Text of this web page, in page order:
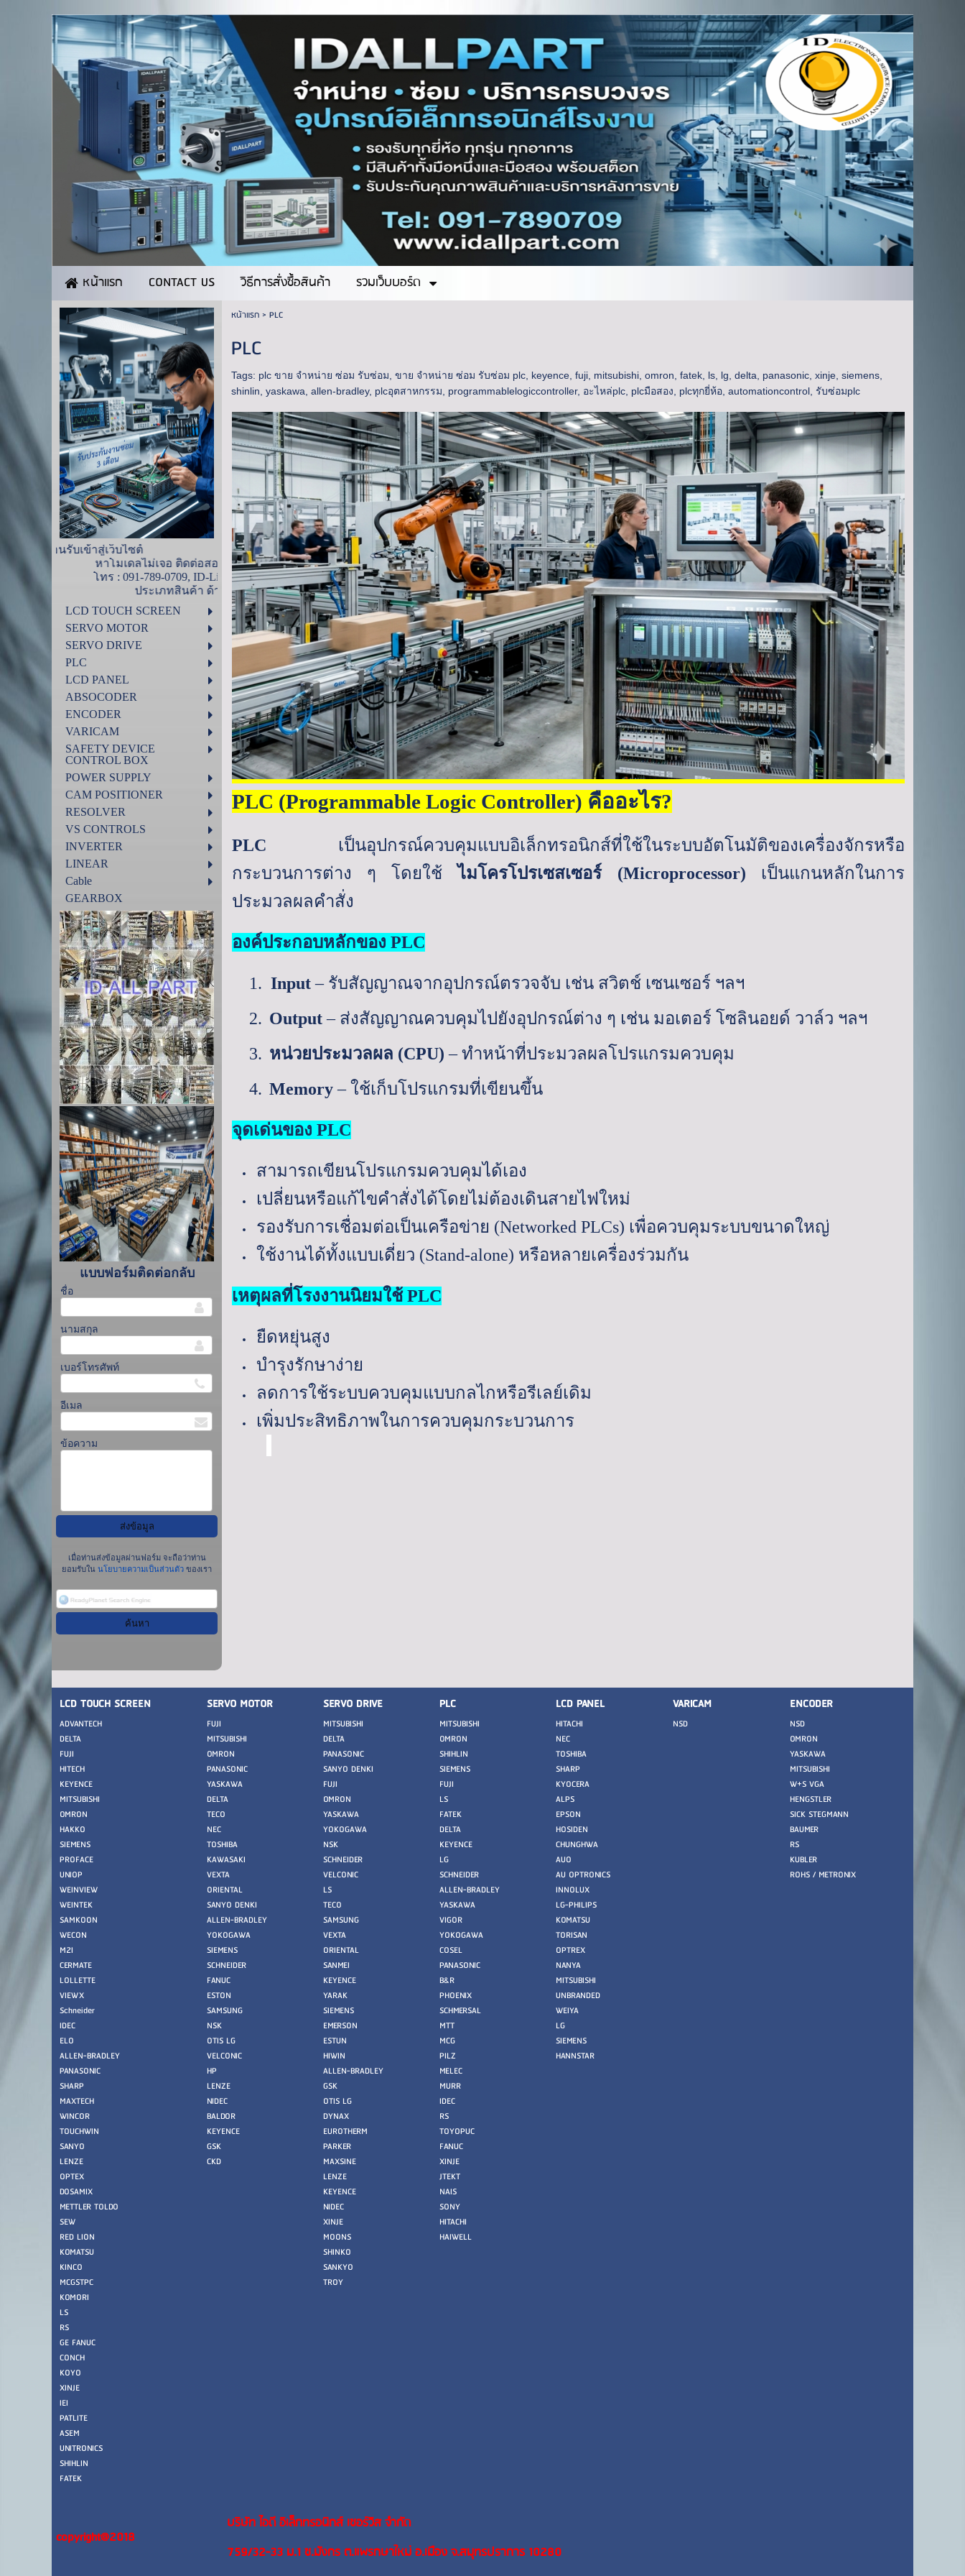
หน้าแรก CONTACT US วิธีการสั่งซื้อสินค้า รวมเว็บบอร์ด
ยินดีต้อนรับเข้าสู่เว็บไซต์
หาโมเดลไม่เจอ ติดต่อสอบถามได้ที่ ไอดีน้ำ
โทร : 091-789-0709, ID-Line : 0917890709
LCD TOUCH SCREEN
SERVO MOTOR
SERVO DRIVE
PLC
LCD PANEL
ABSOCODER
ENCODER
VARICAM
SAFETY DEVICE
CONTROL BOX
POWER SUPPLY
CAM POSITIONER
RESOLVER
VS CONTROLS
INVERTER
LINEAR
Cable
GEARBOX
แบบฟอร์มติดต่อกลับ
ชื่อ
นามสกุล
เบอร์โทรศัพท์
อีเมล
ข้อความ
เมื่อท่านส่งข้อมูลผ่านฟอร์ม จะถือว่าท่าน
ยอมรับใน นโยบายความเป็นส่วนตัวของเรา
หน้าแรก> PLC
PLC
Tags: plc ขาย จำหน่าย ซ่อม รับซ่อม ,ขาย จำหน่าย ซ่อม รับซ่อม plc keyence ,fuji mitsubishi ,omron ,fatek ls lg ,delta panasonic ,xinje ,siemens
shinlin ,yaskawa ,allen-bradley, plcอุตสาหกรรม programmablelogiccontroller, อะไหล่plc plcมือสอง plcทุกยี่ห้อ ,automationcontrol รับซ่อมplc
PLC (Programmable Logic Controller) คืออะไร?
PLC
เป็นอุปกรณ์ควบคุมแบบอิเล็กทรอนิกส์ที่ใช้ในระบบอัตโนมัติของเครื่องจักรหรือ
กระบวนการต่าง ๆ โดยใช้ไมโครโปรเซสเซอร์ (Microprocessor)
เป็นแกนหลักในการ
ประมวลผลคำสั่ง
องค์ประกอบหลักของ PLC
1. Input– รับสัญญาณจากอุปกรณ์ตรวจจับ เช่น สวิตช์ เซนเซอร์ ฯลฯ
2. Output– ส่งสัญญาณควบคุมไปยังอุปกรณ์ต่าง ๆ เช่น มอเตอร์ โซลินอยด์ วาล์ว ฯลฯ
3. หน่วยประมวลผล (CPU) –ทำหน้าที่ประมวลผลโปรแกรมควบคุม
4. Memory– ใช้เก็บโปรแกรมที่เขียนขึ้น
จุดเด่นของ PLC
สามารถเขียนโปรแกรมควบคุมได้เอง
เปลี่ยนหรือแก้ไขคำสั่งได้โดยไม่ต้องเดินสายไฟใหม่
รองรับการเชื่อมต่อเป็นเครือข่าย (Networked PLCs) เพื่อควบคุมระบบขนาดใหญ่
ใช้งานได้ทั้งแบบเดี่ยว (Stand-alone) หรือหลายเครื่องร่วมกัน
เหตุผลที่โรงงานนิยมใช้PLC
ยืดหยุ่นสูง
บำรุงรักษาง่าย
ลดการใช้ระบบควบคุมแบบกลไกหรือรีเลย์เดิม
เพิ่มประสิทธิภาพในการควบคุมกระบวนการ
LCD TOUCH SCREEN
ADVANTECH
DELTA
FUJI
HITECH
KEYENCE
MITSUBISHI
OMRON
HAKKO
SIEMENS
PROFACE
UNIOP
WEINVIEW
WEINTEK
SAMKOON
WECON
M2I
CERMATE
LOLLETTE
VIEWX
Schneider
IDEC
ELO
ALLEN-BRADLEY
PANASONIC
SHARP
MAXTECH
WINCOR
TOUCHWIN
SANYO
LENZE
OPTEX
DOSAMIX
METTLER TOLDO
SEW
RED LION
KOMATSU
KINCO
MCGSTPC
KOMORI
LS
RS
GE FANUC
CONCH
KOYO
XINJE
IEI
PATLITE
ASEM
UNITRONICS
SHIHLIN
FATEK
SERVO MOTOR
FUJI
MITSUBISHI
OMRON
PANASONIC
YASKAWA
DELTA
TECO
NEC
TOSHIBA
KAWASAKI
VEXTA
ORIENTAL
SANYO DENKI
ALLEN-BRADLEY
YOKOGAWA
SIEMENS
SCHNEIDER
FANUC
ESTON
SAMSUNG
NSK
OTIS LG
VELCONIC
HP
LENZE
NIDEC
BALDOR
KEYENCE
GSK
CKD
SERVO DRIVE
MITSUBISHI
DELTA
PANASONIC
SANYO DENKI
FUJI
OMRON
YASKAWA
YOKOGAWA
NSK
SCHNEIDER
VELCONIC
LS
TECO
SAMSUNG
VEXTA
ORIENTAL
SANMEI
KEYENCE
YARAK
SIEMENS
EMERSON
ESTUN
HIWIN
ALLEN-BRADLEY
GSK
OTIS LG
DYNAX
EUROTHERM
PARKER
MAXSINE
LENZE
KEYENCE
NIDEC
XINJE
MOONS
SHINKO
SANKYO
TROY
PLC
MITSUBISHI
OMRON
SHIHLIN
SIEMENS
FUJI
LS
FATEK
DELTA
KEYENCE
LG
SCHNEIDER
ALLEN-BRADLEY
YASKAWA
VIGOR
YOKOGAWA
COSEL
PANASONIC
B&R
PHOENIX
SCHMERSAL
MTT
MCG
PILZ
MELEC
MURR
IDEC
RS
TOYOPUC
FANUC
XINJE
JTEKT
NAIS
SONY
HITACHI
HAIWELL
LCD PANEL
HITACHI
NEC
TOSHIBA
SHARP
KYOCERA
ALPS
EPSON
HOSIDEN
CHUNGHWA
AUO
AU OPTRONICS
INNOLUX
LG-PHILIPS
KOMATSU
TORISAN
OPTREX
NANYA
MITSUBISHI
UNBRANDED
WEIYA
LG
SIEMENS
HANNSTAR
VARICAM
NSD
ENCODER
NSD
OMRON
YASKAWA
MITSUBISHI
W+S VGA
HENGSTLER
SICK STEGMANN
BAUMER
RS
KUBLER
ROHS / METRONIX
copyright@2018
บริษัท ไอดี อิเล็กทรอนิกส์ เซอร์วิส จำกัด
759/32-33 ม.1 ซ.มังกร ต.แพรกษาใหม่ อ.เมือง จ.สมุทรปราการ 10280